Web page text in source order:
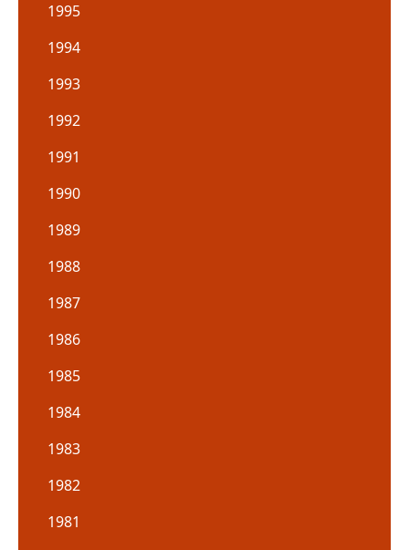
1995
1994
1993
1992
1991
1990
1989
1988
1987
1986
1985
1984
1983
1982
1981